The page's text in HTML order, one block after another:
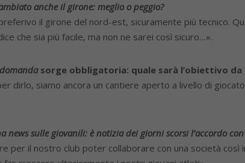
anche il girone: meglio o peggio?
il girone del nord-est, sicuramente più tecnico.
che sia più facile, ma non ne sarei così sicuro…».
sorge obbligatoria: quale sarà l’obiettivo da
dirlo, siamo ancora un cantiere aperto a livello di
news sulle giovanili: è notizia dei giorni scorsi l’accordo
per il nostro club poter collaborare con una società